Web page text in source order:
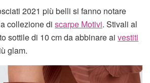
2021 più belli si fanno notare
collezione di scarpe Motivi. Stivali al
sottile di 10 cm da abbinare ai vestiti
glam.